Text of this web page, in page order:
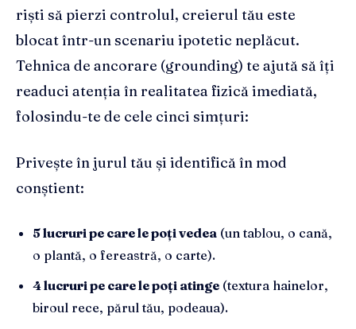
riști să pierzi controlul, creierul tău este
blocat într-un scenariu ipotetic neplăcut.
Tehnica de ancorare (grounding) te ajută să îți
readuci atenția în realitatea fizică imediată,
folosindu-te de cele cinci simțuri:
Privește în jurul tău și identifică în mod
conștient:
5 lucruri pe care le poți vedea (un tablou, o cană,
o plantă, o fereastră, o carte).
4 lucruri pe care le poți atinge (textura hainelor,
biroul rece, părul tău, podeaua).